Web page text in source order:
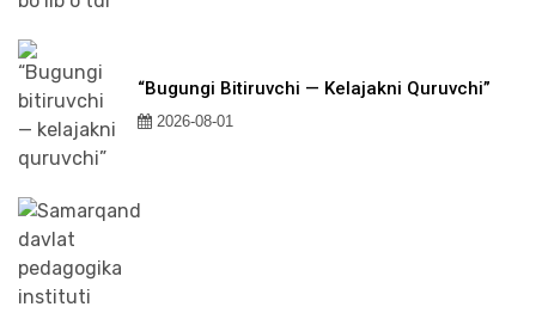
“Bugungi Bitiruvchi — Kelajakni Quruvchi”
2026-08-01